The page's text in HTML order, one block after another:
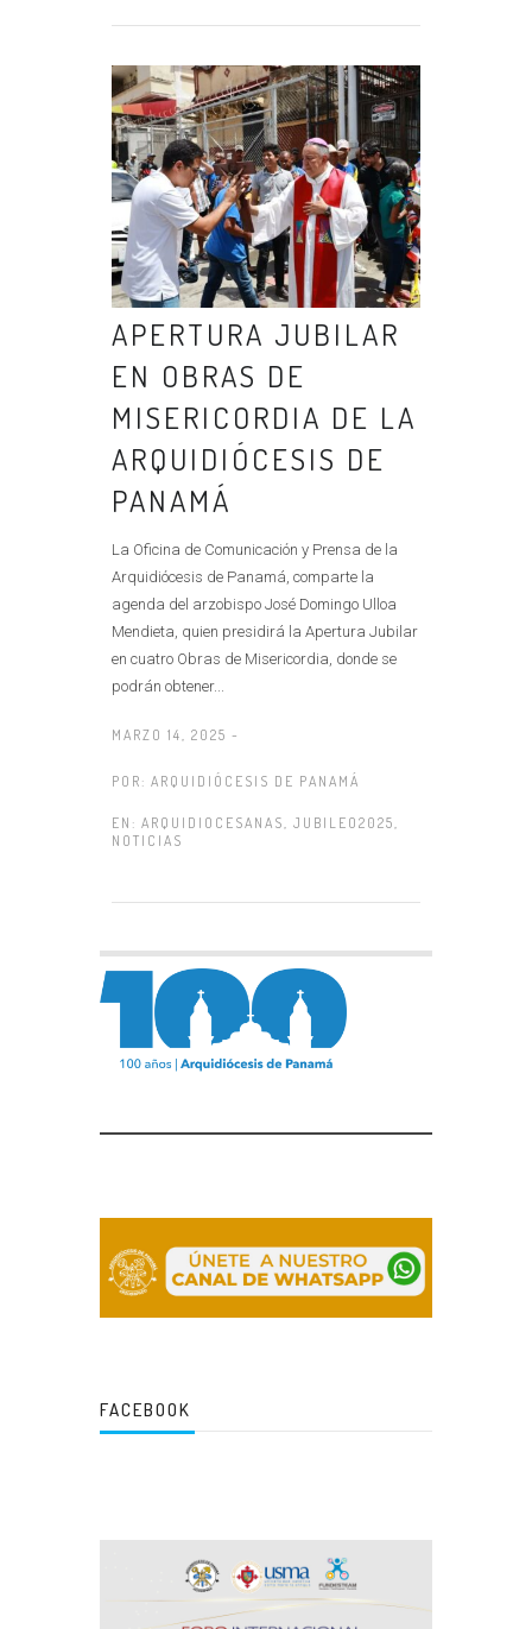
APERTURA JUBILAR
EN OBRAS DE
MISERICORDIA DE LA
ARQUIDIÓCESIS DE
PANAMÁ
La Oficina de Comunicación y Prensa de la
Arquidiócesis de Panamá, comparte la
agenda del arzobispo José Domingo Ulloa
Mendieta, quien presidirá la Apertura Jubilar
en cuatro Obras de Misericordia, donde se
podrán obtener...
MARZO 14, 2025 -
POR: ARQUIDIÓCESIS DE PANAMÁ
EN: ARQUIDIOCESANAS, JUBILEO2025,
NOTICIAS
FACEBOOK